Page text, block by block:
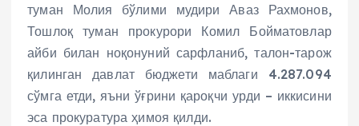
туман Молия бўлими мудири Аваз Рахмонов,
Тошлоқ туман прокурори Комил Бойматовлар
айби билан ноқонуний сарфланиб, талон-тарож
қилинган давлат бюджети маблаги 4.287.094
сўмга етди, яъни ўғрини қароқчи урди – иккисини
эса прокуратура ҳимоя қилди.